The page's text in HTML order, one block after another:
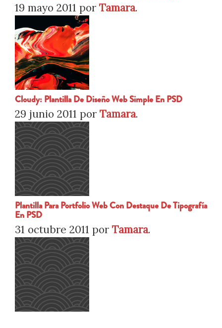
19 mayo 2011 por Tamara.
Cloudy: Plantilla De Diseño Web Simple En PSD
29 junio 2011 por Tamara.
Plantilla Para Portfolio Web Con Destaque De Tipografía
En PSD
31 octubre 2011 por Tamara.